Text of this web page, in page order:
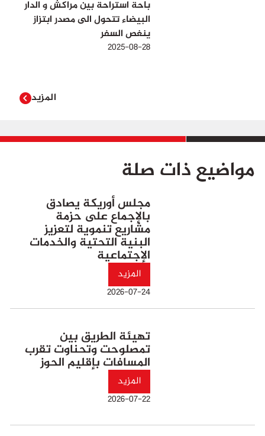
باحة استراحة بين مراكش و الدار
البيضاء تتحول الى مصدر ابتزاز
ينغص السفر
2025-08-28
المزيد
مواضيع ذات صلة
مجلس أوريكة يصادق
بالإجماع على حزمة
مشاريع تنموية لتعزيز
البنية التحتية والخدمات
الإجتماعية
المزيد
2026-07-24
تهيئة الطريق بين
تمصلوحت وتحناوت تقرب
المسافات بإقليم الحوز
المزيد
2026-07-22